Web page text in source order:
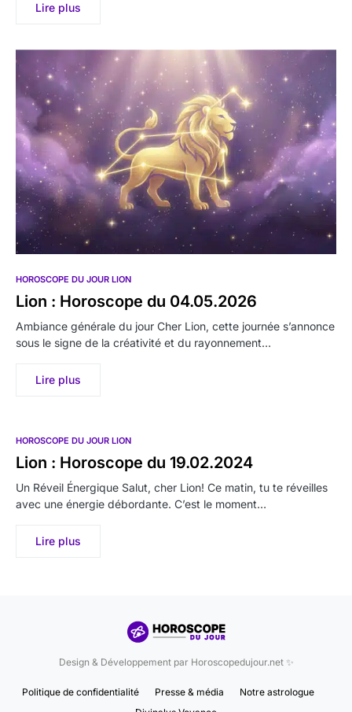
Lire plus
HOROSCOPE DU JOUR LION
Lion : Horoscope du 04.05.2026
Ambiance générale du jour Cher Lion, cette journée s’annonce
sous le signe de la créativité et du rayonnement…
Lire plus
HOROSCOPE DU JOUR LION
Lion : Horoscope du 19.02.2024
Un Réveil Énergique Salut, cher Lion! Ce matin, tu te réveilles
avec une énergie débordante. C’est le moment…
Lire plus
Design & Développement par Horoscopedujour.net ✨
Politique de confidentialité Presse & média
Notre astrologue